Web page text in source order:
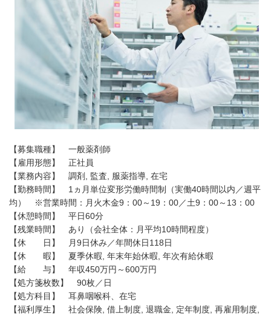
【募集職種】 一般薬剤師
【雇用形態】 正社員
【業務内容】 調剤, 監査, 服薬指導, 在宅
【勤務時間】 1ヵ月単位変形労働時間制（実働40時間以内／週平
均） ※営業時間：月火木金9：00～19：00／土9：00～13：00
【休憩時間】 平日60分
【残業時間】 あり（会社全体：月平均10時間程度）
【休 日】 月9日休み／年間休日118日
【休 暇】 夏季休暇, 年末年始休暇, 年次有給休暇
【給 与】 年収450万円～600万円
【処方箋枚数】 90枚／日
【処方科目】 耳鼻咽喉科、在宅
【福利厚生】 社会保険, 借上制度, 退職金, 定年制度, 再雇用制度,